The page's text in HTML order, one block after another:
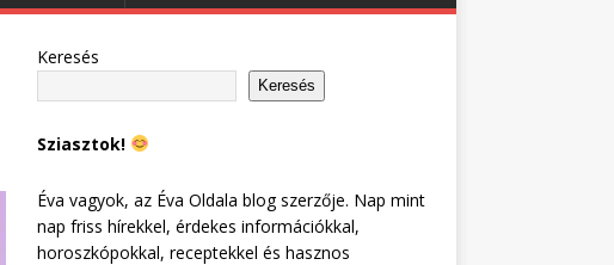
Keresés
Keresés
Sziasztok!
Éva vagyok, az Éva Oldala blog szerzője. Nap mint
nap friss hírekkel, érdekes információkkal,
horoszkópokkal, receptekkel és hasznos